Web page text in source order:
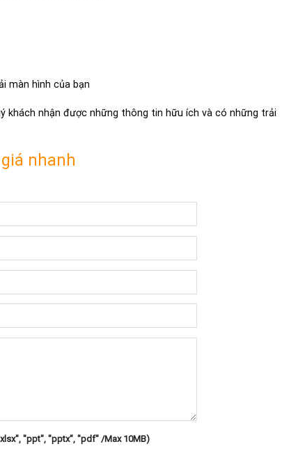
màn hình của bạn
khách nhận được những thông tin hữu ích và có những trải
nhanh
"ppt", "pptx", "pdf" /Max 10MB)